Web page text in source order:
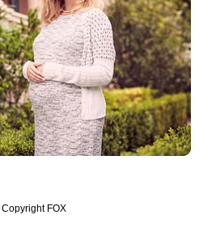
Copyright FOX